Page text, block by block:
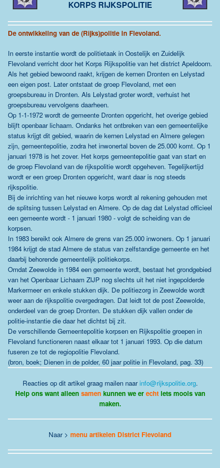
KORPS RIJKSPOLITIE
De ontwikkeling van de (Rijks)politie in Flevoland.
In eerste instantie wordt de politietaak in Oostelijk en Zuidelijk
Flevoland verricht door het Korps Rijkspolitie van het district Apeldoorn.
Als het gebied bewoond raakt, krijgen de kernen Dronten en Lelystad
een eigen post. Later ontstaat de groep Flevoland, met een
groepsbureau in Dronten. Als Lelystad groter wordt, verhuist het
groepsbureau vervolgens daarheen.
Op 1-1-1972 wordt de gemeente Dronten opgericht, het overige gebied
blijft openbaar lichaam. Ondanks het ontbreken van een gemeentelijke
status krijgt dit gebied, waarin de kernen Lelystad en Almere gelegen
zijn, gemeentepolitie, zodra het inwonertal boven de 25.000 komt. Op 1
januari 1978 is het zover. Het korps gemeentepolitie gaat van start en
de groep Flevoland van de rijkspolitie wordt opgeheven. Tegelijkertijd
wordt er een groep Dronten opgericht, want daar is nog steeds
rijkspolitie.
Bij de inrichting van het nieuwe korps wordt al rekening gehouden met
de splitsing tussen Lelystad en Almere. Op de dag dat Lelystad officieel
een gemeente wordt - 1 januari 1980 - volgt de scheiding van de
korpsen.
In 1983 bereikt ook Almere de grens van 25.000 inwoners. Op 1 januari
1984 krijgt de stad Almere de status van zelfstandige gemeente en het
daarbij behorende gemeentelijk politiekorps.
Omdat Zeewolde in 1984 een gemeente wordt, bestaat het grondgebied
van het Openbaar Lichaam ZIJP nog slechts uit het niet ingepolderde
Markermeer en enkele stukken dijk. De politiezorg in Zeewolde wordt
weer aan de rijkspolitie overgedragen. Dat leidt tot de post Zeewolde,
onderdeel van de groep Dronten. De stukken dijk vallen onder de
politie-instantie die daar het dichtst bij zit.
De verschillende Gemeentepolitie korpsen en Rijkspolitie groepen in
Flevoland functioneren naast elkaar tot 1 januari 1993. Op die datum
fuseren ze tot de regiopolitie Flevoland.
(bron, boek; Dienen in de polder, 60 jaar politie in Flevoland, pag. 33)
Reacties op dit artikel graag mailen naarinfo@rijkspolitie.org.
Help ons want alleen samenkunnen we er echtiets moois van
maken.
Naar > menu artikelen District Flevoland